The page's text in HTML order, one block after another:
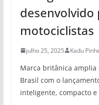
desenvolvido
motociclistas
julho 25, 2025 Kadu
Marca britânica
Brasil com o
inteligente, compacto